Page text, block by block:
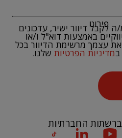
פירוט
לקבל דיוור ישיר, עדכונים
באמצעות דוא"ל ו/או
את עצמך מרשימת הדיוור בכל
מדיניות הפרטיות שלנו.
ברשתות החברתיות